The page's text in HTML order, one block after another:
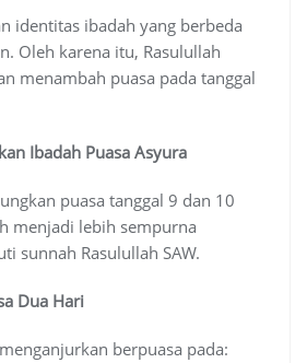
identitas ibadah yang berbeda
Oleh karena itu, Rasulullah
menambah puasa pada tanggal
Ibadah Puasa Asyura
puasa tanggal 9 dan 10
menjadi lebih sempurna
sunnah Rasulullah SAW.
Dua Hari
berpuasa pada: